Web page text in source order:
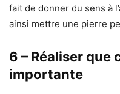
fait de donner du sens à
ainsi mettre une pierre
6 – Réaliser que
importante